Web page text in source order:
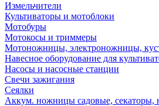
Измельчители
Культиваторы и мотоблоки
Мотобуры
Мотокосы и триммеры
Мотоножницы, электроножницы,
Навесное оборудование для
Насосы и насосные станции
Свечи зажигания
Сеялки
Аккум. ножницы садовые, секаторы,